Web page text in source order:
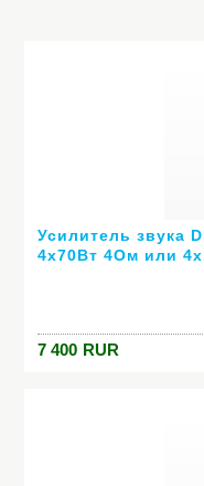
Усилитель звука
4х70Вт 4Ом или
7 400 RUR